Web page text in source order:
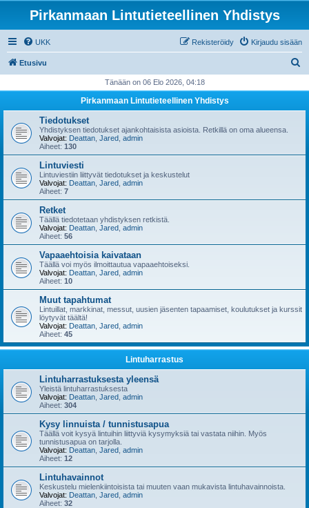
Pirkanmaan Lintutieteellinen Yhdistys
UKK Kirjaudu sisään
Rekisteröidy
Etusivu
i
Tänään on 06 Elo 2026, 04:18
Pirkanmaan Lintutieteellinen Yhdistys
Tiedotukset
Yhdistyksen tiedotukset ajankohtaisista asioista. Retkillä on oma alueensa.
Valvojat: Deattan Jared admin
Aiheet: 130
Lintuviesti
Lintuviestiin liittyvät tiedotukset ja keskustelut
Valvojat: Deattan Jared admin
Aiheet: 7
Retket
Täällä tiedotetaan yhdistyksen retkistä.
Valvojat: Deattan Jared admin
Aiheet: 56
Vapaaehtoisia kaivataan
Täällä voi myös ilmoittautua vapaaehtoiseksi.
Valvojat: Deattan Jared admin
Aiheet: 10
Muut tapahtumat
Lintuillat, markkinat, messut, uusien jäsenten tapaamiset, koulutukset ja kurssit
löytyvät täältä!
Valvojat: Deattan Jared admin
Aiheet: 45
Lintuharrastus
Lintuharrastuksesta yleensä
Yleistä lintuharrastuksesta
Valvojat: Deattan Jared admin
Aiheet: 304
Kysy linnuista / tunnistusapua
Täällä voit kysyä lintuihin liittyviä kysymyksiä tai vastata niihin. Myös
tunnistusapua on tarjolla.
Valvojat: Deattan Jared admin
Aiheet: 12
Lintuhavainnot
Keskustelu mielenkiintoisista tai muuten vaan mukavista lintuhavainnoista.
Valvojat: Deattan Jared admin
Aiheet: 32